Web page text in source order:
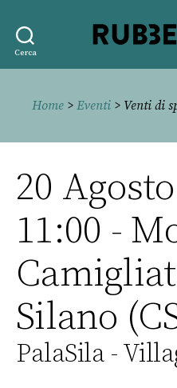
Cerca
Home > Eventi > Venti di
20
11:00 -
Silano
PalaSila -